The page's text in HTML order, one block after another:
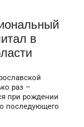
в
раз –
при рождении
последующего